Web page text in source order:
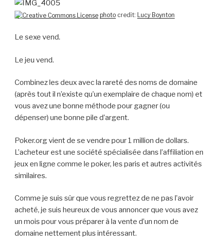
photo credit: Lucy Boynton
Le sexe vend.
Le jeu vend.
Combinez les deux avec la rareté des noms de domaine
(après tout il n’existe qu’un exemplaire de chaque nom) et
vous avez une bonne méthode pour gagner (ou
dépenser) une bonne pile d’argent.
Poker.org vient de se vendre pour 1 million de dollars.
L’acheteur est une société spécialisée dans l’affiliation en
jeux en ligne comme le poker, les paris et autres activités
similaires.
Comme je suis sûr que vous regrettez de ne pas l’avoir
acheté, je suis heureux de vous annoncer que vous avez
un mois pour vous préparer à la vente d’un nom de
domaine nettement plus intéressant.